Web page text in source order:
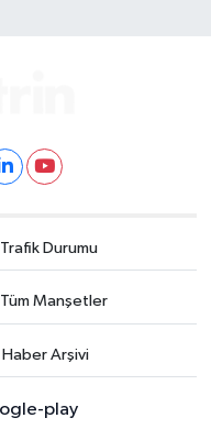
Trafik Durumu
Tüm Manşetler
Haber Arşivi